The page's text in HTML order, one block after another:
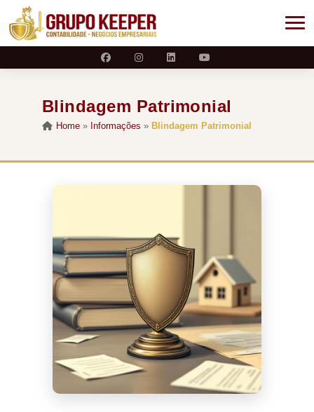
Blindagem Patrimonial
Home» Informações » Blindagem Patrimonial